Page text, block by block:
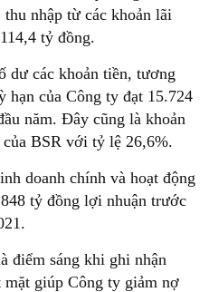
nhập từ các khoản lãi
tỷ đồng.
dư các khoản tiền, tương
của Công ty đạt 15.724
năm. Đây cũng là khoản
BSR với tỷ lệ 26,6%.
doanh chính và hoạt động
tỷ đồng lợi nhuận trước
điểm sáng khi ghi nhận
giúp Công ty giảm nợ